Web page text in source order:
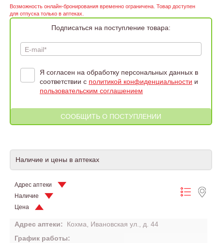
Возможность онлайн-бронирования временно ограничена. Товар доступен
для отпуска только в аптеках.
Подписаться на поступление товара:
E-mail*
Я согласен на обработку персональных данных в
соответствии с политикой конфиденциальности и
пользовательским соглашением
Наличие и цены в аптеках
Адрес аптеки
Наличие
Цена
Адрес аптеки:
Кохма, Ивановская ул., д. 44
График работы: